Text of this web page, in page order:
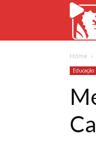
Home
Educação